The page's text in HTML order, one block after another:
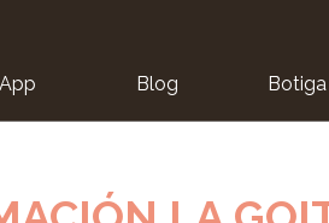
App Blog Botiga